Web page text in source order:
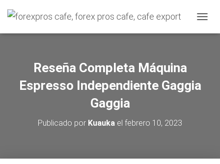
A
Reseña Completa Máquina
Espresso Independiente Gaggia
Gaggia
Publicado por Kuauka el febrero 10, 2023